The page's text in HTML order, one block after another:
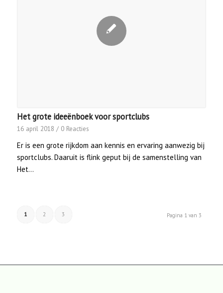
Het grote ideeënboek voor sportclubs
16 april 2018 / 0 Reacties
Er is een grote rijkdom aan kennis en ervaring aanwezig bij
sportclubs. Daaruit is flink geput bij de samenstelling van
Het…
Pagina 1 van 3
1 2 3